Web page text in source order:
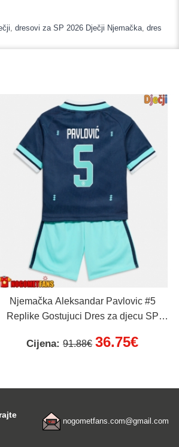
, dresovi za SP 2026 Dječji Njemačka, dres
Njemačka Aleksandar Pavlovic #5
Replike Gostujuci Dres za djecu SP
Cijena:91.88€ 36.75€
nogometfans.com@gmail.com